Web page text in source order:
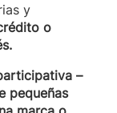
y
o
–
pequeñas